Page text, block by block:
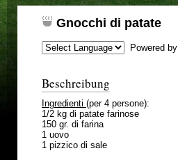
Gnocchi di patate
Powered by
Beschreibung
Ingredienti (per 4 persone):
1/2 kg di patate farinose
150 gr. di farina
1 uovo
1 pizzico di sale